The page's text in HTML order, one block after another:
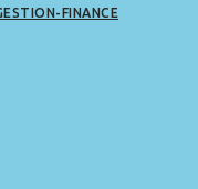
FINANCE